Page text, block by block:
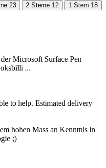
23 2 Sterne 12 1 Stern 18
Microsoft Surface Pen
...
to help. Estimated delivery
hohen Mass an Kenntnis in
;)